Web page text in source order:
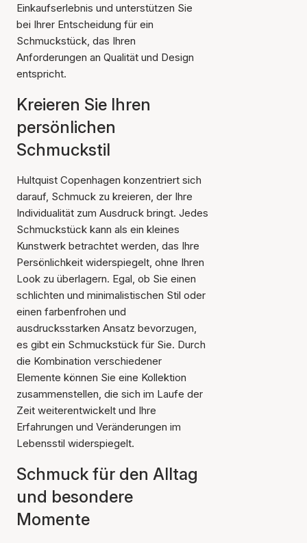
Einkaufserlebnis und unterstützen Sie
bei Ihrer Entscheidung für ein
Schmuckstück, das Ihren
Anforderungen an Qualität und Design
entspricht.
Kreieren Sie Ihren
persönlichen
Schmuckstil
Hultquist Copenhagen konzentriert sich
darauf, Schmuck zu kreieren, der Ihre
Individualität zum Ausdruck bringt. Jedes
Schmuckstück kann als ein kleines
Kunstwerk betrachtet werden, das Ihre
Persönlichkeit widerspiegelt, ohne Ihren
Look zu überlagern. Egal, ob Sie einen
schlichten und minimalistischen Stil oder
einen farbenfrohen und
ausdrucksstarken Ansatz bevorzugen,
es gibt ein Schmuckstück für Sie. Durch
die Kombination verschiedener
Elemente können Sie eine Kollektion
zusammenstellen, die sich im Laufe der
Zeit weiterentwickelt und Ihre
Erfahrungen und Veränderungen im
Lebensstil widerspiegelt.
Schmuck für den Alltag
und besondere
Momente